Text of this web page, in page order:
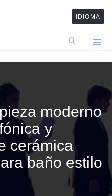
IDIOMA
moderno
y
cerámica
baño estilo